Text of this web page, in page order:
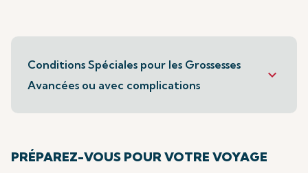
Conditions Spéciales pour les Grossesses
Avancées ou avec complications
keyboard_arrow_down
PRÉPAREZ-VOUS POUR VOTRE VOYAGE